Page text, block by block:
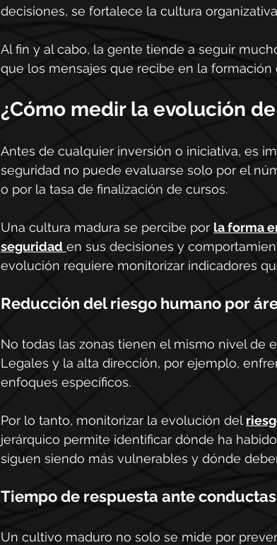
decisiones, se fortalece la cultura
Al fin y al cabo, la gente tiende a seguir
que los mensajes que recibe en la
¿Cómo medir la evolución
Antes de cualquier inversión o iniciativa, es
seguridad no puede evaluarse solo por el
o por la tasa de finalización de cursos.
Una cultura madura se percibe por la forma
seguridad en sus decisiones y
evolución requiere monitorizar indicadores
Reducción del riesgo humano por
No todas las zonas tienen el mismo nivel de
Legales y la alta dirección, por ejemplo,
enfoques específicos.
Por lo tanto, monitorizar la evolución del
jerárquico permite identificar dónde ha
siguen siendo más vulnerables y dónde
Tiempo de respuesta ante
Un cultivo maduro no solo se mide por